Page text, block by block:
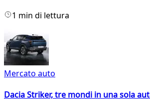
1 min di lettura
Mercato auto
Dacia Striker, tre mondi in una sola